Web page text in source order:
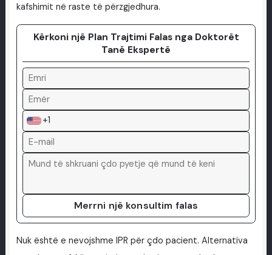
kafshimit në raste të përzgjedhura.
Kërkoni një Plan Trajtimi Falas nga Doktorët
Tanë Ekspertë
+1
Merrni një konsultim falas
Nuk është e nevojshme IPR për çdo pacient. Alternativa